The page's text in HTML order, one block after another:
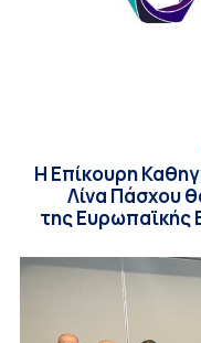
Η Επίκουρη
Λίνα Πάσχου
της Ευρωπαϊκής